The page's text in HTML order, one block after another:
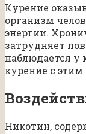
Курение
организм
энергии.
затрудняет
наблюдается у
курение с
Никотин,